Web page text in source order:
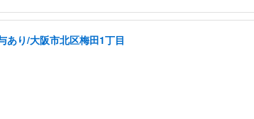
あり/大阪市北区梅田1丁目